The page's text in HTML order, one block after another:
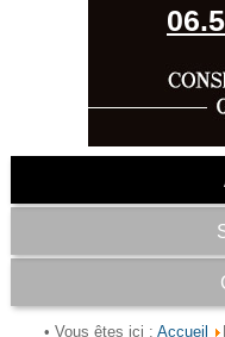
• Vous êtes ici : Accueil